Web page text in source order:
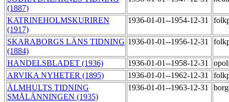
(1887)
KATRINEHOLMSKURIREN
(1917)
1936-01-01--1954-12-31
SKARABORGS LÄNS TIDNING
(1884)
1936-01-01--1956-12-31
HANDELSBLADET (1936) 1936-01-01--1958-12-31
ARVIKA NYHETER (1895)
1936-01-01--1962-12-31
ÄLMHULTS TIDNING
SMÅLÄNNINGEN (1935)
1936-01-01--1963-12-31